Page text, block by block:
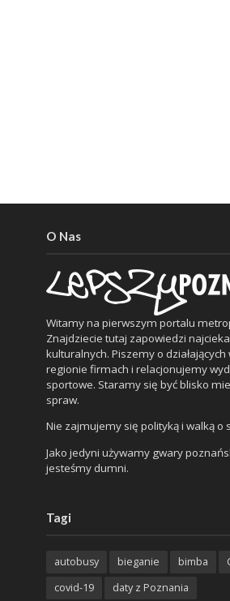
O Nas
Witamy na pierwszym portalu
Znajdziecie tutaj zapowiedzi
kulturalnych. Piszemy o
regionie firmach i relacjonujemy
sportowe. Staramy się być blisko
spraw.
Nie zajmujemy się polityką i walką o
Jako jedyni używamy gwary
jesteśmy dumni.
Tagi
autobusy bieganie bimba
covid-19
daty z Poznania